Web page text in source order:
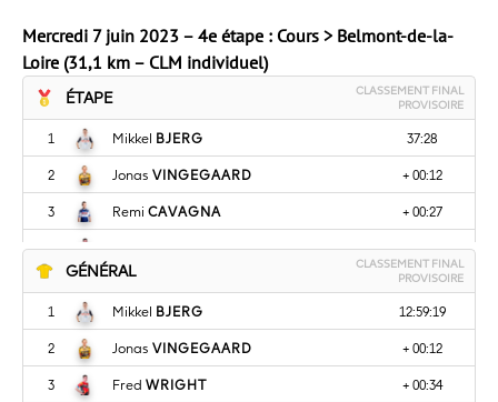
Mercredi 7 juin 2023 – 4e étape : Cours > Belmont-de-la-
Loire (31,1 km – CLM individuel)